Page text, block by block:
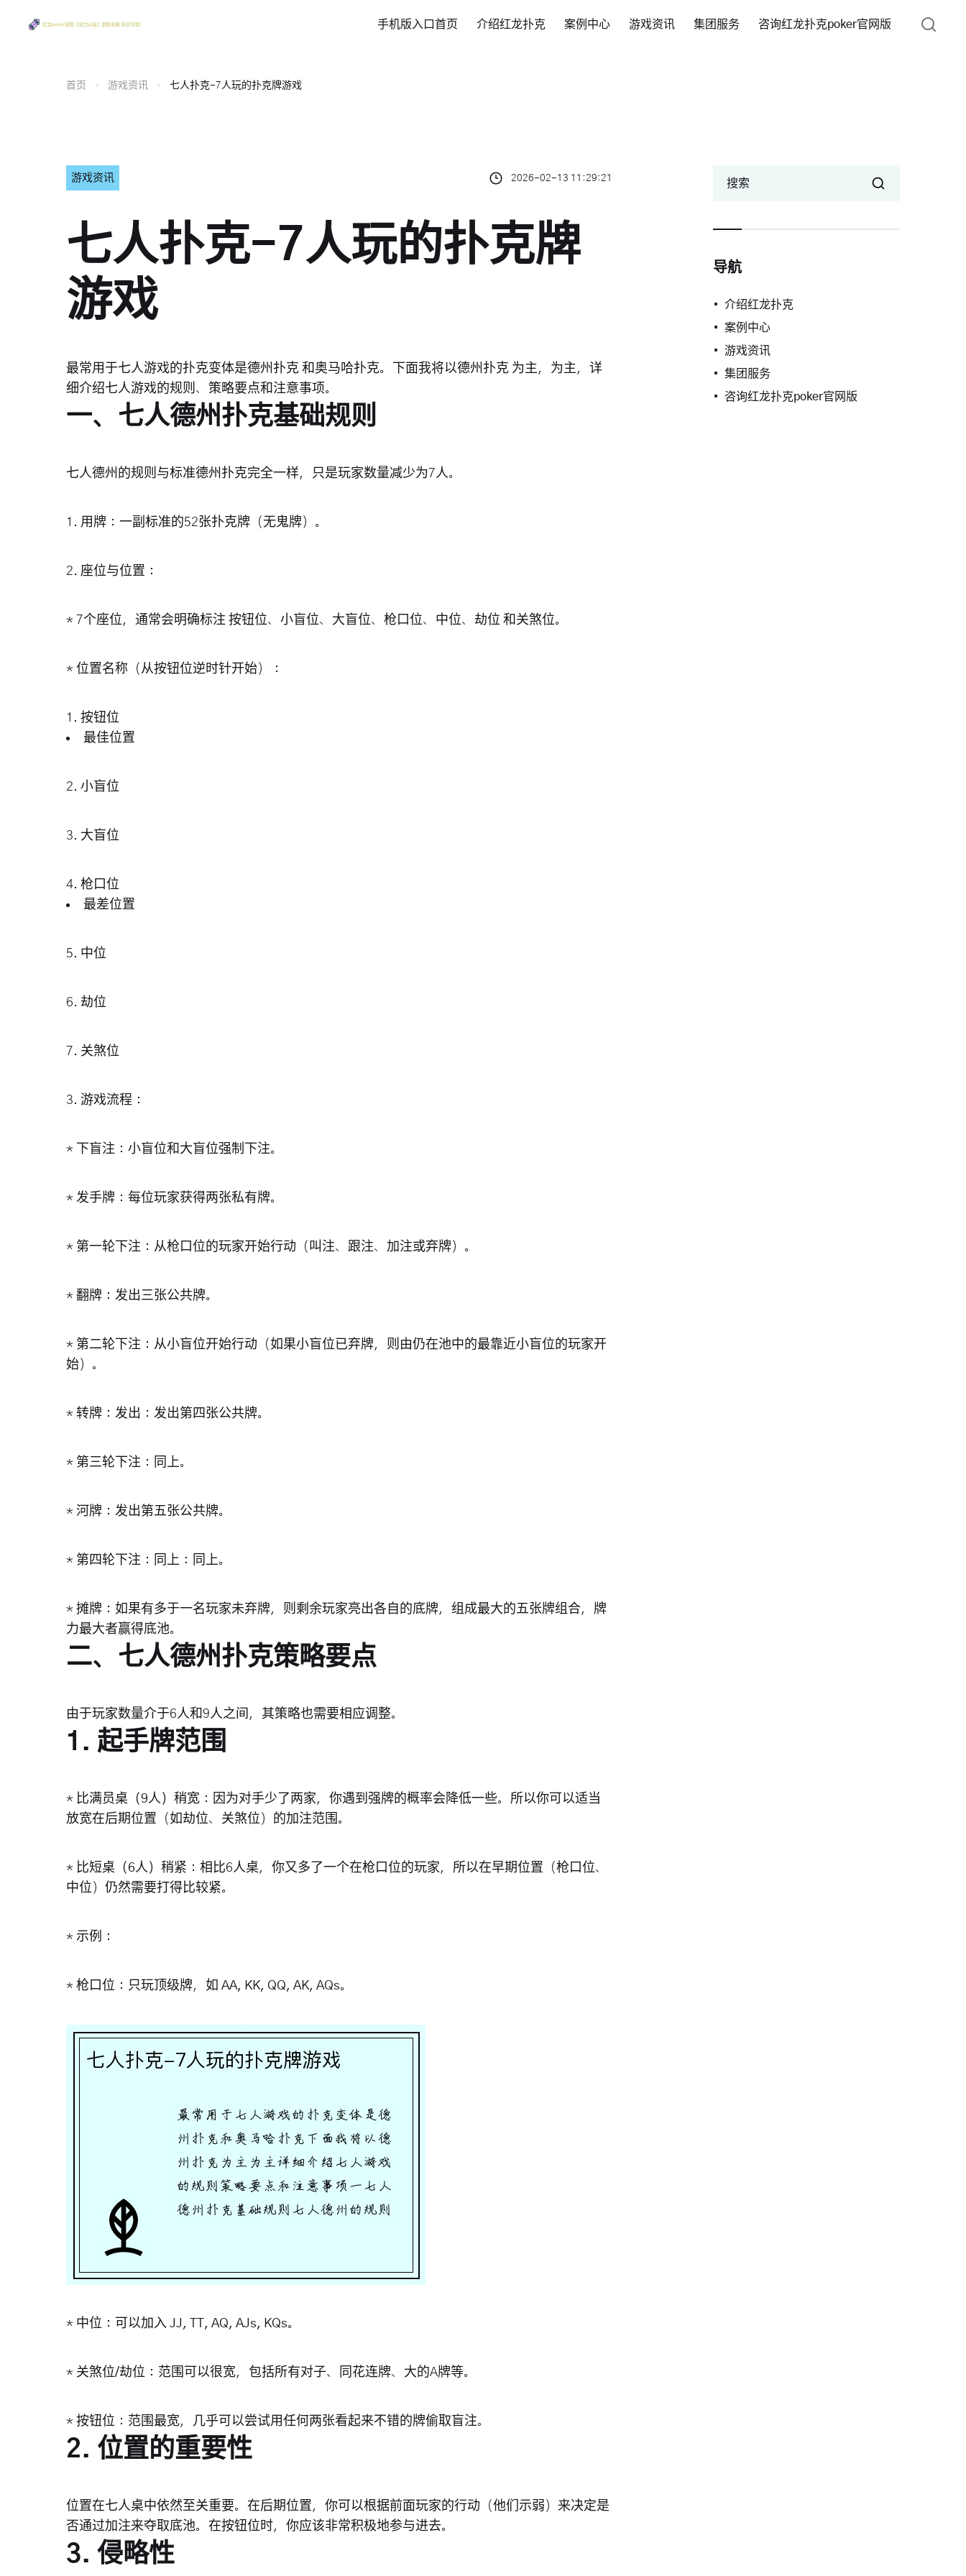
手机版入口首页 介绍红龙扑克 案例中心 游戏资讯 集团服务 咨询红龙扑克poker官网版
首页 游戏资讯 七人扑克-7人玩的扑克牌游戏
游戏资讯 2026-02-13 11:29:21
七人扑克-7人玩的扑克牌
游戏
最常用于七人游戏的扑克变体是德州扑克 和 奥马哈扑克。下面我将以德州扑克 为主，为主，详
细介绍七人游戏的规则、策略要点和注意事项。
一、七人德州扑克基础规则
七人德州的规则与标准德州扑克完全一样，只是玩家数量减少为7人。
1. 用牌 ：一副标准的52张扑克牌（无鬼牌）。
2. 座位与位置 ：
* 7个座位，通常会明确标注 按钮位、 小盲位、 大盲位、 枪口位、 中位、 劫位 和 关煞位。
* 位置名称（从按钮位逆时针开始）：
1. 按钮位
最佳位置
2. 小盲位
3. 大盲位
4. 枪口位
最差位置
5. 中位
6. 劫位
7. 关煞位
3. 游戏流程 ：
* 下盲注 ：小盲位和大盲位强制下注。
* 发手牌 ：每位玩家获得两张私有牌。
* 第一轮下注 ：从枪口位的玩家开始行动（叫注、跟注、加注或弃牌）。
* 翻牌 ：发出三张公共牌。
* 第二轮下注 ：从小盲位开始行动（如果小盲位已弃牌，则由仍在池中的最靠近小盲位的玩家开
始）。
* 转牌 ：发出：发出第四张公共牌。
* 第三轮下注 ：同上。
* 河牌 ：发出第五张公共牌。
* 第四轮下注 ：同上：同上。
* 摊牌 ：如果有多于一名玩家未弃牌，则剩余玩家亮出各自的底牌，组成最大的五张牌组合，牌
力最大者赢得底池。
二、七人德州扑克策略要点
由于玩家数量介于6人和9人之间，其策略也需要相应调整。
1. 起手牌范围
* 比满员桌（9人）稍宽 ：因为对手少了两家，你遇到强牌的概率会降低一些。所以你可以适当
放宽在后期位置（如劫位、关煞位）的加注范围。
* 比短桌（6人）稍紧 ：相比6人桌，你又多了一个在枪口位的玩家，所以在早期位置（枪口位、
中位）仍然需要打得比较紧。
* 示例 ：
* 枪口位 ：只玩顶级牌，如 AA, KK, QQ, AK, AQs。
* 中位 ：可以加入 JJ, TT, AQ, AJs, KQs。
* 关煞位/劫位 ：范围可以很宽，包括所有对子、同花连牌、大的A牌等。
* 按钮位 ：范围最宽，几乎可以尝试用任何两张看起来不错的牌偷取盲注。
2. 位置的重要性
位置在七人桌中依然至关重要。在后期位置，你可以根据前面玩家的行动（他们示弱）来决定是
否通过加注来夺取底池。在按钮位时，你应该非常积极地参与进去。
3. 侵略性
搜索
导航
介绍红龙扑克
案例中心
游戏资讯
集团服务
咨询红龙扑克poker官网版